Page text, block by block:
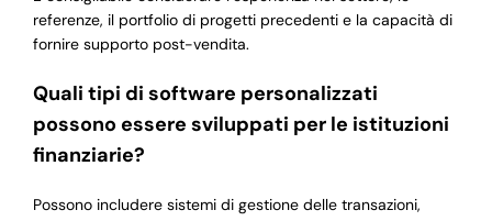
referenze, il portfolio di progetti precedenti e la capacità di
fornire supporto post-vendita.
Quali tipi di software personalizzati
possono essere sviluppati per le istituzioni
finanziarie?
Possono includere sistemi di gestione delle transazioni,